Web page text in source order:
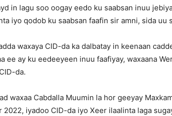
in lagu soo oogay eedo ku saabsan inuu
iyo qodob ku saabsan faafin sir amni, sida uu
waxaya CID-da ka dalbatay in keenaan
ee ay ku eedeeyeen inuu faafiyay, waxaana
da.
waxaa Cabdalla Muumin la hor geeyay
2022, iyadoo CID-da iyo Xeer ilaalinta laga